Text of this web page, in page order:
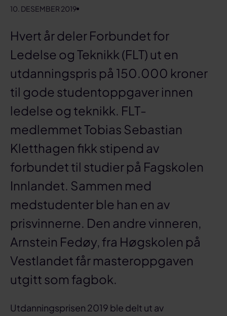
10. DESEMBER 2019
Hvert år deler Forbundet for
Ledelse og Teknikk (FLT) ut en
utdanningspris på 150.000 kroner
til gode studentoppgaver innen
ledelse og teknikk. FLT-
medlemmet Tobias Sebastian
Kletthagen fikk stipend av
forbundet til studier på Fagskolen
Innlandet. Sammen med
medstudenter ble han en av
prisvinnerne. Den andre vinneren,
Arnstein Fedøy, fra Høgskolen på
Vestlandet får masteroppgaven
utgitt som fagbok.
Utdanningsprisen 2019 ble delt ut av